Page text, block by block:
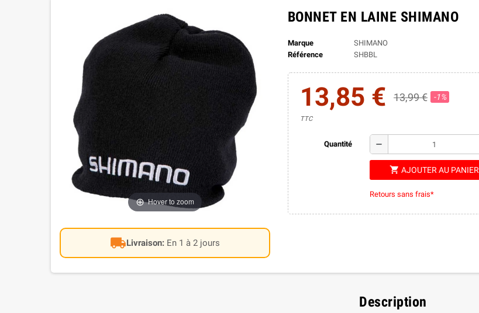
Hover to zoom
local_shippingLivraison: En 1 à 2 jours
BONNET EN LAINE SHIMANO
Marque
SHIMANO
Référence
SHBBL
13,85 € 13,99 € -1%
TTC
Quantité remove
shopping_cart AJOUTER AU PANIER
Retours sans frais*
Description